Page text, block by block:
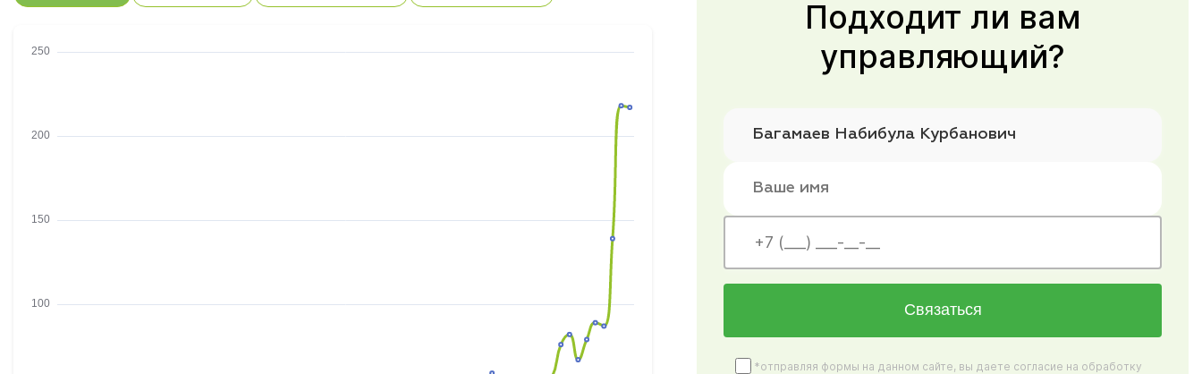
Подходит ли вам
управляющий?
Связаться
*отправляя формы на данном сайте, вы даете согласие на обработку